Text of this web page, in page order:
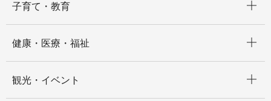
子育て・教育
健康・医療・福祉
観光・イベント